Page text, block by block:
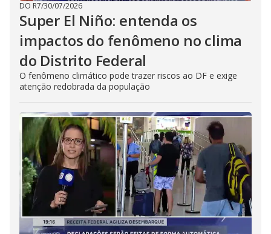
DO R7/30/07/2026
Super El Niño: entenda os
impactos do fenômeno no clima
do Distrito Federal
O fenômeno climático pode trazer riscos ao DF e exige
atenção redobrada da população